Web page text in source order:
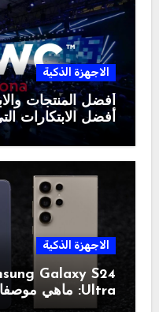
الاجهزة الذكية
أفضل الابتكارات
الاجهزة الذكية
Ultra: ماهي موصفات والسعر والألوان؟